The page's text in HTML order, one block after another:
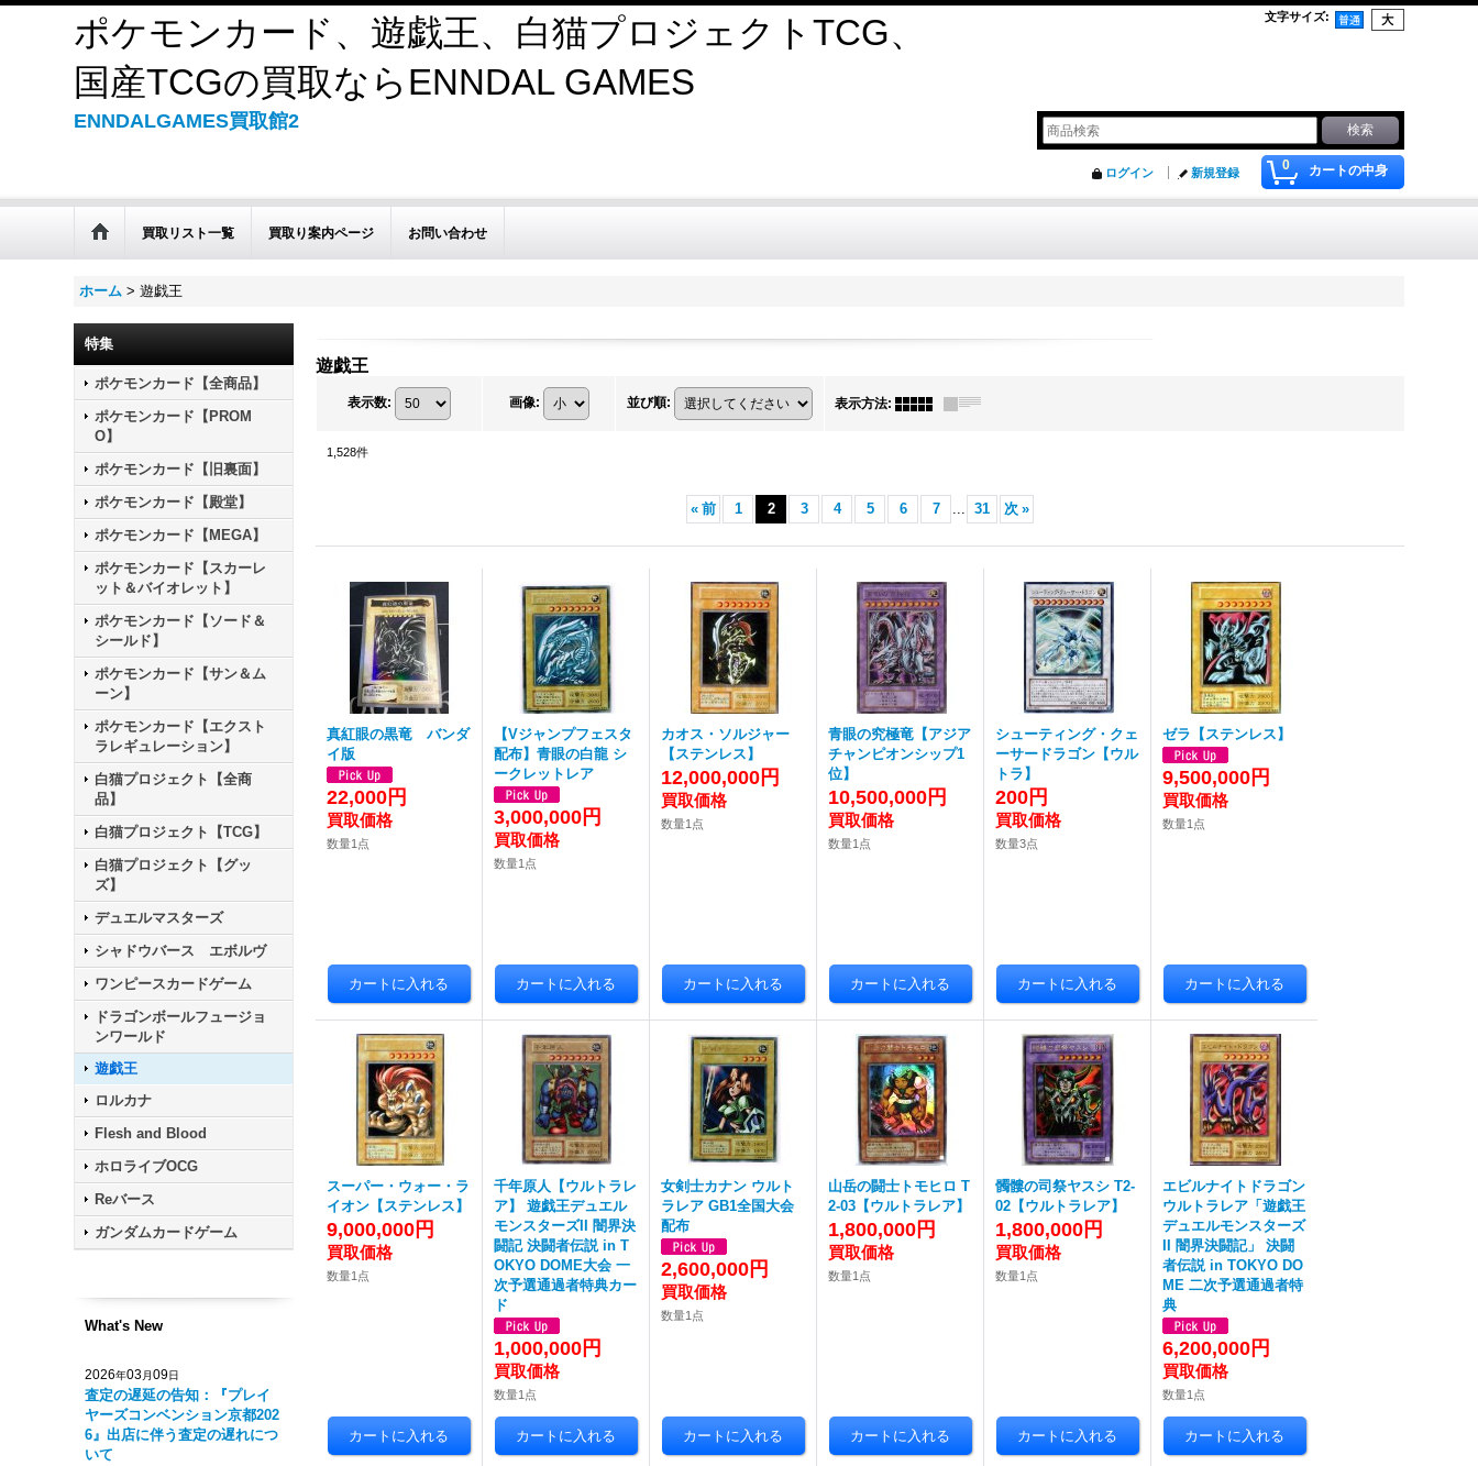
ポケモンカード、遊戯王、白猫プロジェクトTCG、
国産TCGの買取ならENNDAL GAMES
文字サイズ:
ENNDALGAMES買取館2
0 カートの中身
ログイン 新規登録
買取リスト一覧 買取り案内ページ お問い合わせ
ホーム > 遊戯王
特集
ポケモンカード【全商品】
ポケモンカード【PROM
O】
ポケモンカード【旧裏面】
ポケモンカード【殿堂】
ポケモンカード【MEGA】
ポケモンカード【スカーレ
ット＆バイオレット】
ポケモンカード【ソード＆
シールド】
ポケモンカード【サン＆ム
ーン】
ポケモンカード【エクスト
ラレギュレーション】
白猫プロジェクト【全商
品】
白猫プロジェクト【TCG】
白猫プロジェクト【グッ
ズ】
デュエルマスターズ
シャドウバース エボルヴ
ワンピースカードゲーム
ドラゴンボールフュージョ
ンワールド
遊戯王
ロルカナ
Flesh and Blood
ホロライブOCG
Reバース
ガンダムカードゲーム
What's New
2026年03月09日
査定の遅延の告知：『プレイ
ヤーズコンベンション京都202
6』出店に伴う査定の遅れにつ
いて
遊戯王
表示数: 画像: 並び順: 表示方法:
1,528件
« 前 1 2 3 4 5 6 7 ... 31 次 »
真紅眼の黒竜 バンダ
イ版
22,000円
数量1点
【Vジャンプフェスタ
配布】青眼の白龍 シ
ークレットレア
3,000,000円
数量1点
カオス・ソルジャー
【ステンレス】
12,000,000円
数量1点
青眼の究極竜【アジア
チャンピオンシップ1
位】
10,500,000円
数量1点
シューティング・クェ
ーサードラゴン【ウル
トラ】
200円
数量3点
ゼラ【ステンレス】
9,500,000円
数量1点
スーパー・ウォー・ラ
イオン【ステンレス】
9,000,000円
数量1点
千年原人【ウルトラレ
ア】 遊戯王デュエル
モンスターズII 闇界決
闘記 決闘者伝説 in T
OKYO DOME大会 一
次予選通過者特典カー
ド
1,000,000円
数量1点
女剣士カナン ウルト
ラレア GB1全国大会
配布
2,600,000円
数量1点
山岳の闘士トモヒロ T
2-03【ウルトラレア】
1,800,000円
数量1点
髑髏の司祭ヤスシ T2-
02【ウルトラレア】
1,800,000円
数量1点
エビルナイトドラゴン
ウルトラレア「遊戯王
デュエルモンスターズ
II 闇界決闘記」 決闘
者伝説 in TOKYO DO
ME 二次予選通過者特
典
6,200,000円
数量1点